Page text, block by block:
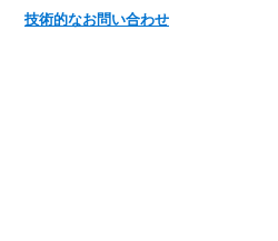
技術的なお問い合わせ